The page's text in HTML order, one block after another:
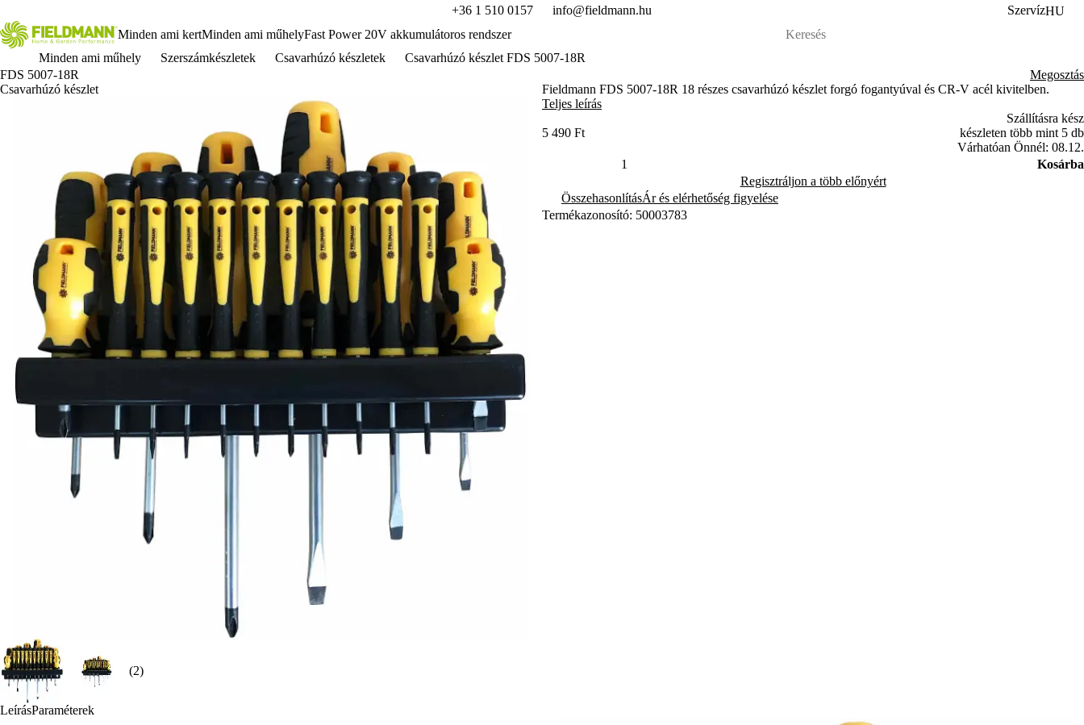
+36 1 510 0157 info@fieldmann.hu SzervízHU
Minden ami kertMinden ami műhelyFast Power 20V akkumulátoros rendszer
Minden ami műhely
Szerszámkészletek Csavarhúzó készletek
Csavarhúzó készlet FDS 5007-18R
FDS 5007-18R
Csavarhúzó készlet
(2)
Megosztás
Fieldmann FDS 5007-18R 18 részes csavarhúzó készlet forgó fogantyúval és CR-V acél kivitelben.
Teljes leírás
5 490 Ft
Szállításra kész
készleten több mint 5 db
Várhatóan Önnél: 08.12.
Kosárba
Regisztráljon a több előnyért
ÖsszehasonlításÁr és elérhetőség figyelése
Termékazonosító: 50003783
LeírásParaméterek